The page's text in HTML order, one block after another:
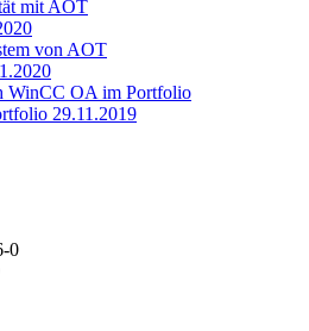
29.11.2019
0